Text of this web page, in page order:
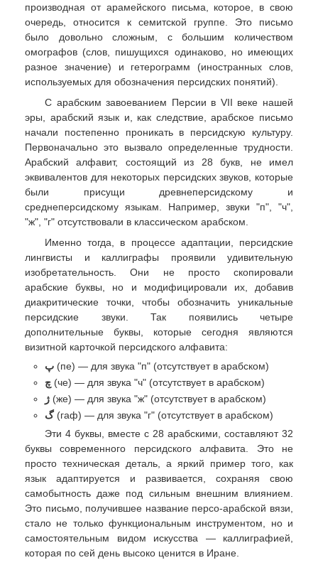
производная от арамейского письма, которое, в свою
очередь, относится к семитской группе. Это письмо
было довольно сложным, с большим количеством
омографов (слов, пишущихся одинаково, но имеющих
разное значение) и гетерограмм (иностранных слов,
используемых для обозначения персидских понятий).
С арабским завоеванием Персии в VII веке нашей
эры, арабский язык и, как следствие, арабское письмо
начали постепенно проникать в персидскую культуру.
Первоначально это вызвало определенные трудности.
Арабский алфавит, состоящий из 28 букв, не имел
эквивалентов для некоторых персидских звуков, которые
были присущи древнеперсидскому и
среднеперсидскому языкам. Например, звуки "п", "ч",
"ж", "г" отсутствовали в классическом арабском.
Именно тогда, в процессе адаптации, персидские
лингвисты и каллиграфы проявили удивительную
изобретательность. Они не просто скопировали
арабские буквы, но и модифицировали их, добавив
диакритические точки, чтобы обозначить уникальные
персидские звуки. Так появились четыре
дополнительные буквы, которые сегодня являются
визитной карточкой персидского алфавита:
پ (пе) — для звука "п" (отсутствует в арабском)
چ (че) — для звука "ч" (отсутствует в арабском)
ژ (же) — для звука "ж" (отсутствует в арабском)
گ (гаф) — для звука "г" (отсутствует в арабском)
Эти 4 буквы, вместе с 28 арабскими, составляют 32
буквы современного персидского алфавита. Это не
просто техническая деталь, а яркий пример того, как
язык адаптируется и развивается, сохраняя свою
самобытность даже под сильным внешним влиянием.
Это письмо, получившее название персо-арабской вязи,
стало не только функциональным инструментом, но и
самостоятельным видом искусства — каллиграфией,
которая по сей день высоко ценится в Иране.